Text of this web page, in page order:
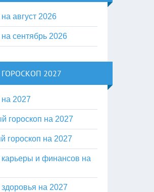
август 2026
на сентябрь 2026
ГОРОСКОП 2027
на 2027
гороскоп на 2027
гороскоп на 2027
карьеры и финансов на
здоровья на 2027